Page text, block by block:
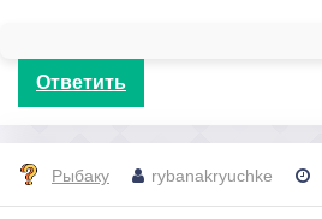
Ответить
Рыбаку rybanakryuchke